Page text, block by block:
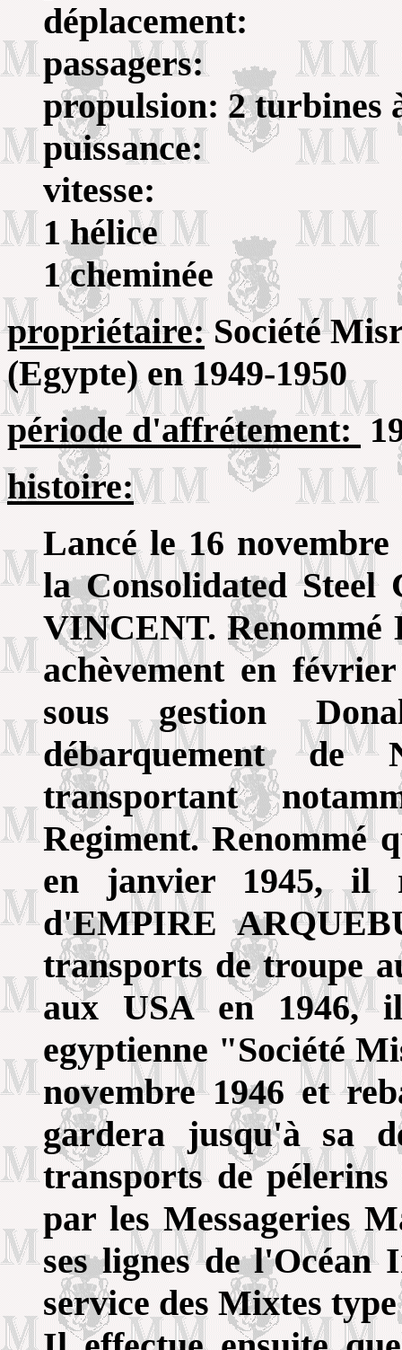
déplacement:
passagers:
propulsion: 2 turbines
puissance:
vitesse:
1 hélice
1 cheminée
propriétaire:Société
(Egypte) en 1949-1950
période d'affrétement:
histoire:
Lancé le 16
la Consolidated Steel
VINCENT. Renommé
achèvement en
sous gestion
débarquement de
transportant
Regiment. Renommé
en janvier 1945, il
d'EMPIRE
transports de troupe
aux USA en 1946,
egyptienne "Société
novembre 1946 et
gardera jusqu'à sa
transports de
par les Messageries
ses lignes de l'Océan
service des Mixtes